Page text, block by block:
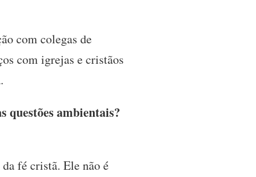
com colegas de
com igrejas e cristãos
questões ambientais?
fé cristã. Ele não é